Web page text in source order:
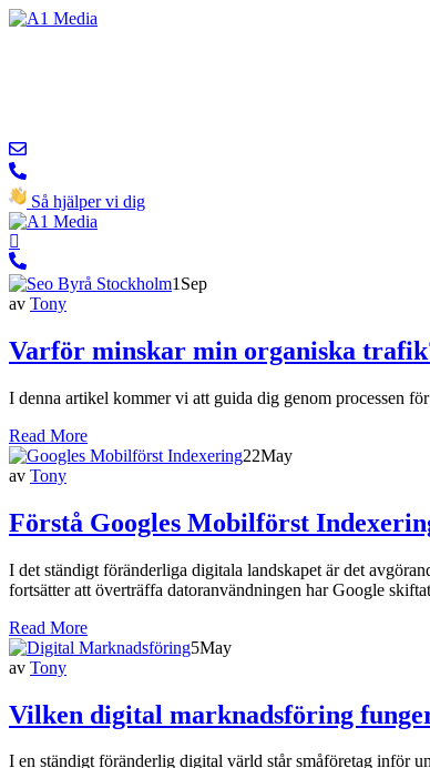
Så hjälper vi dig
1 Sep
av Tony
Varför minskar min organiska
I denna artikel kommer vi att guida dig genom processen
Read More
22May
av Tony
Förstå Googles Mobilförst
I det ständigt föränderliga digitala landskapet är det
fortsätter att överträffa datoranvändningen har Google
Read More
5May
av Tony
Vilken digital marknadsföring
I en ständigt föränderlig digital värld står småföretag inför